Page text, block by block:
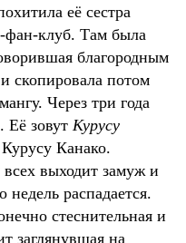
её сестра
фан-клуб. Там была
благородным
скопировала потом
Через три года
Её зовут Курусу
Канако.
выходит замуж и
недель распадается.
стеснительная и
заглянувшая на